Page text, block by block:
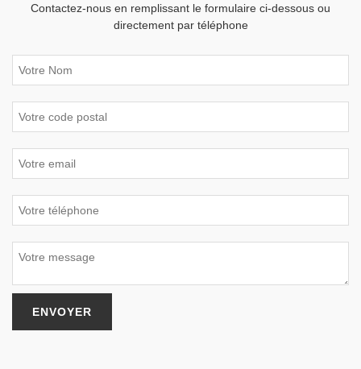
Contactez-nous en remplissant le formulaire ci-dessous ou
directement par téléphone